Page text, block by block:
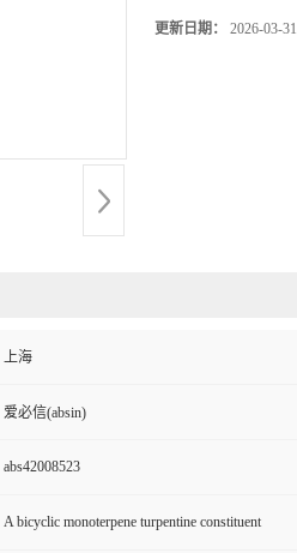
更新日期： 2026-03-31
上海
爱必信(absin)
abs42008523
A bicyclic monoterpene turpentine constituent